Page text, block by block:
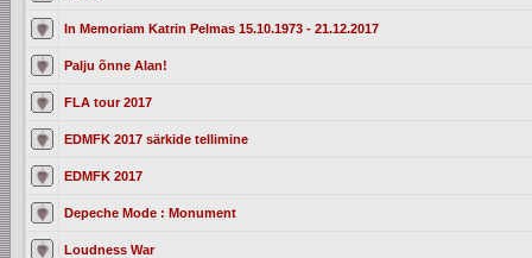
In Memoriam Katrin Pelmas 15.10.1973 - 21.12.2017
Palju õnne Alan!
FLA tour 2017
EDMFK 2017 särkide tellimine
EDMFK 2017
Depeche Mode : Monument
Loudness War